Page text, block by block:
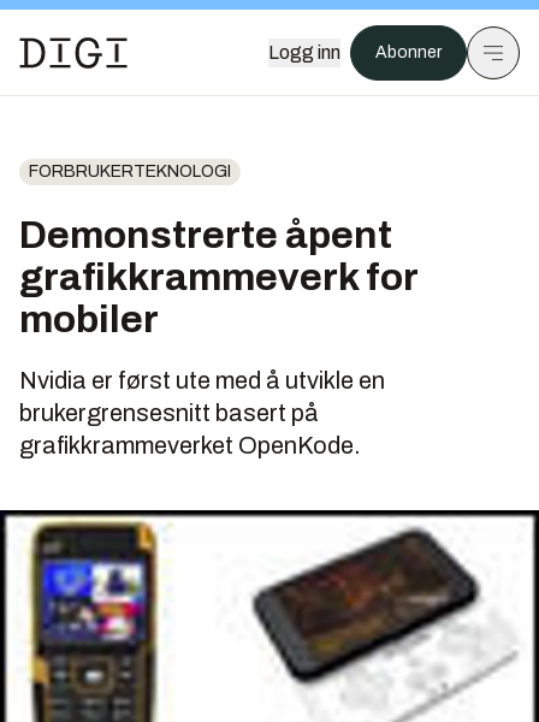
Logg inn Abonner
FORBRUKERTEKNOLOGI
Demonstrerte åpent
grafikkrammeverk for
mobiler
Nvidia er først ute med å utvikle en
brukergrensesnitt basert på
grafikkrammeverket OpenKode.